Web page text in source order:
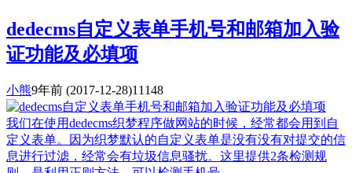
dedecms自定义表单手机号和邮箱加入验
证功能及必填项
小熊9年前 (2017-12-28)11148
我们在使用dedecms织梦程序做网站的时候，经常都会用到自
定义表单。因为织梦默认的自定义表单是没有没有对提交的信
息进行过滤，经常会有垃圾信息骚扰。这里提供2条检测规